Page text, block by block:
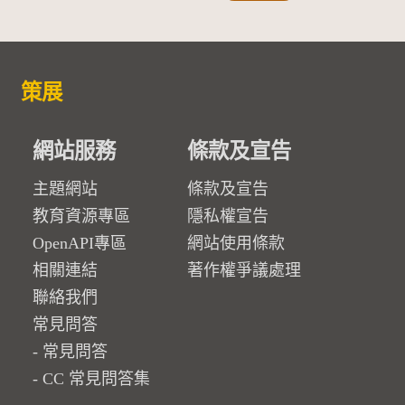
策展
網站服務
主題網站
教育資源專區
OpenAPI專區
相關連結
聯絡我們
常見問答
常見問答
CC 常見問答集
條款及宣告
條款及宣告
隱私權宣告
網站使用條款
著作權爭議處理